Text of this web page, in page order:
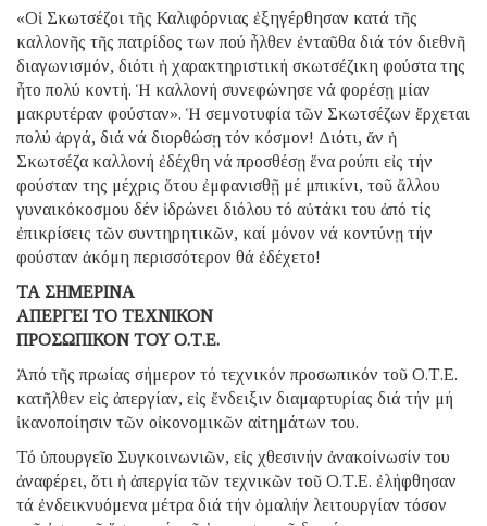
«Οἱ Σκωτσέζοι τῆς Καλιφόρνιας ἐξηγέρθησαν κατά τῆς
καλλονῆς τῆς πατρίδος των πού ἦλθεν ἐνταῦθα διά τόν διεθνῆ
διαγωνισμόν, διότι ἡ χαρακτηριστική σκωτσέζικη φούστα της
ἦτο πολύ κοντή. Ἡ καλλονή συνεφώνησε νά φορέσῃ μίαν
μακρυτέραν φούσταν». Ἡ σεμνοτυφία τῶν Σκωτσέζων ἔρχεται
πολύ ἀργά, διά νά διορθώσῃ τόν κόσμον! Διότι, ἄν ἡ
Σκωτσέζα καλλονή ἐδέχθη νά προσθέσῃ ἕνα ρούπι εἰς τήν
φούσταν της μέχρις ὅτου ἐμφανισθῇ μέ μπικίνι, τοῦ ἄλλου
γυναικόκοσμου δέν ἱδρώνει διόλου τό αὐτάκι του ἀπό τίς
ἐπικρίσεις τῶν συντηρητικῶν, καί μόνον νά κοντύνῃ τήν
φούσταν ἀκόμη περισσότερον θά ἐδέχετο!
ΤΑ ΣΗΜΕΡΙΝΑ
ΑΠΕΡΓΕΙ ΤΟ ΤΕΧΝΙΚΟΝ
ΠΡΟΣΩΠΙΚΟΝ ΤΟΥ Ο.Τ.Ε.
Ἀπό τῆς πρωίας σήμερον τό τεχνικόν προσωπικόν τοῦ Ο.Τ.Ε.
κατῆλθεν εἰς ἀπεργίαν, εἰς ἔνδειξιν διαμαρτυρίας διά τήν μή
ἱκανοποίησιν τῶν οἰκονομικῶν αἰτημάτων του.
Τό ὑπουργεῖο Συγκοινωνιῶν, εἰς χθεσινήν ἀνακοίνωσίν του
ἀναφέρει, ὅτι ἡ ἀπεργία τῶν τεχνικῶν τοῦ Ο.Τ.Ε. ἐλήφθησαν
τά ἐνδεικνυόμενα μέτρα διά τήν ὁμαλήν λειτουργίαν τόσον